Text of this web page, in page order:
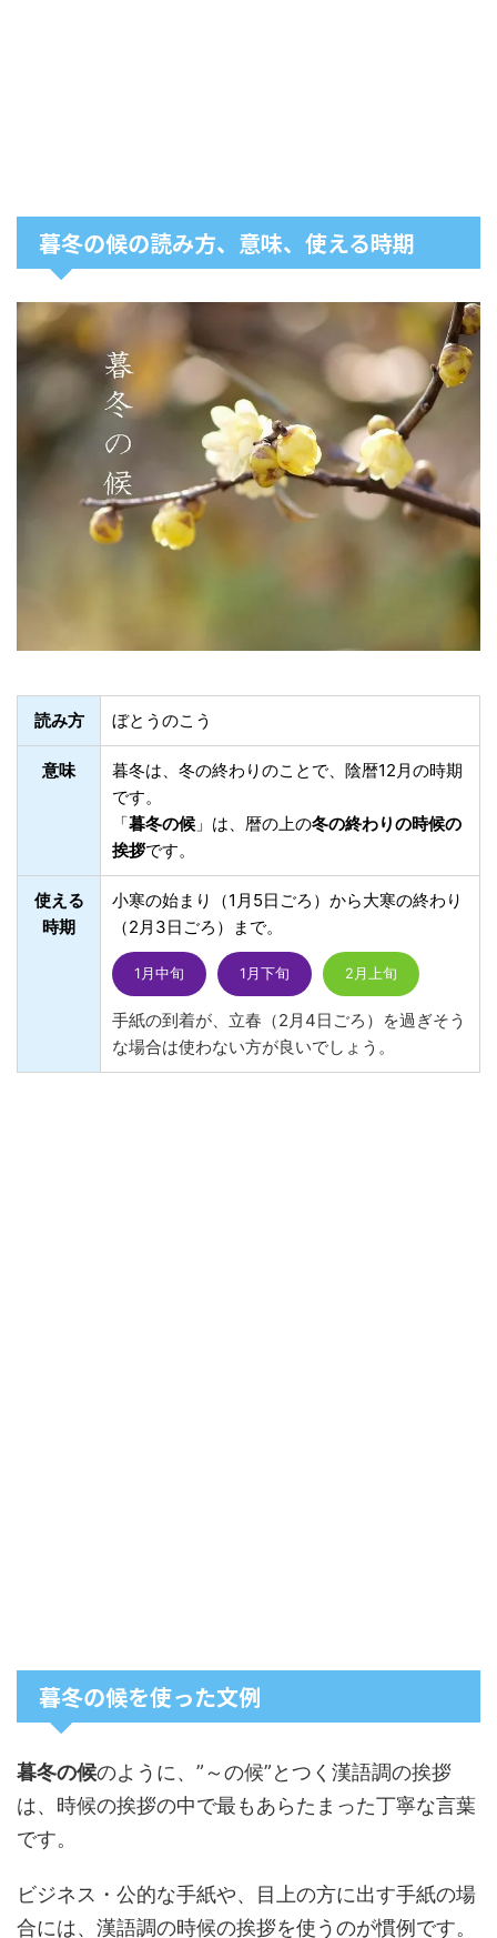
暮冬の候の読み方、意味、使える時期
読み方 ぼとうのこう
意味
暮冬は、冬の終わりのことで、陰暦12月の時期
です。
「暮冬の候 」は、暦の上の冬の終わりの時候の
挨拶です。
使える
時期
小寒の始まり（1月5日ごろ）から大寒の終わり
（2月3日ごろ）まで。
1月中旬 1月下旬 2月上旬
手紙の到着が、立春（2月4日ごろ）を過ぎそう
な場合は使わない方が良いでしょう。
暮冬の候を使った文例
暮冬の候のように、”～の候”とつく漢語調の挨拶
は、時候の挨拶の中で最もあらたまった丁寧な言葉
です。
ビジネス・公的な手紙や、目上の方に出す手紙の場
合には、漢語調の時候の挨拶を使うのが慣例です。